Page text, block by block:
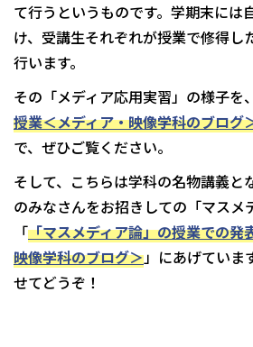
て行うというものです。学期末には
け、受講生それぞれが授業で修得し
行います。
その「メディア応用実習」の様子を
授業＜メディア・映像学科のブログ
で、ぜひご覧ください。
そして、こちらは学科の名物講義と
のみなさんをお招きしての「マスメ
「「マスメディア論」の授業での発
映像学科のブログ＞」にあげていま
せてどうぞ！